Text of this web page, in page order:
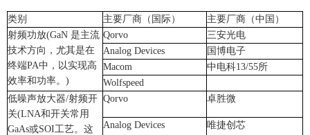
类别 主要厂商（国际）
主要厂商（中国）
射频功放(GaN 是主流
技术方向，尤其是在
终端PA中，以实现高
效率和功率。 )
Qorvo
三安光电
Analog Devices
国博电子
Macom
中电科13/55所
Wolfspeed
低噪声放大器/射频开
关(LNA和开关常用
GaAs或SOI工艺。这
Qorvo 卓胜微
Analog Devices 唯捷创芯